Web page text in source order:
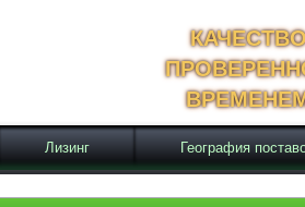
Лизинг География